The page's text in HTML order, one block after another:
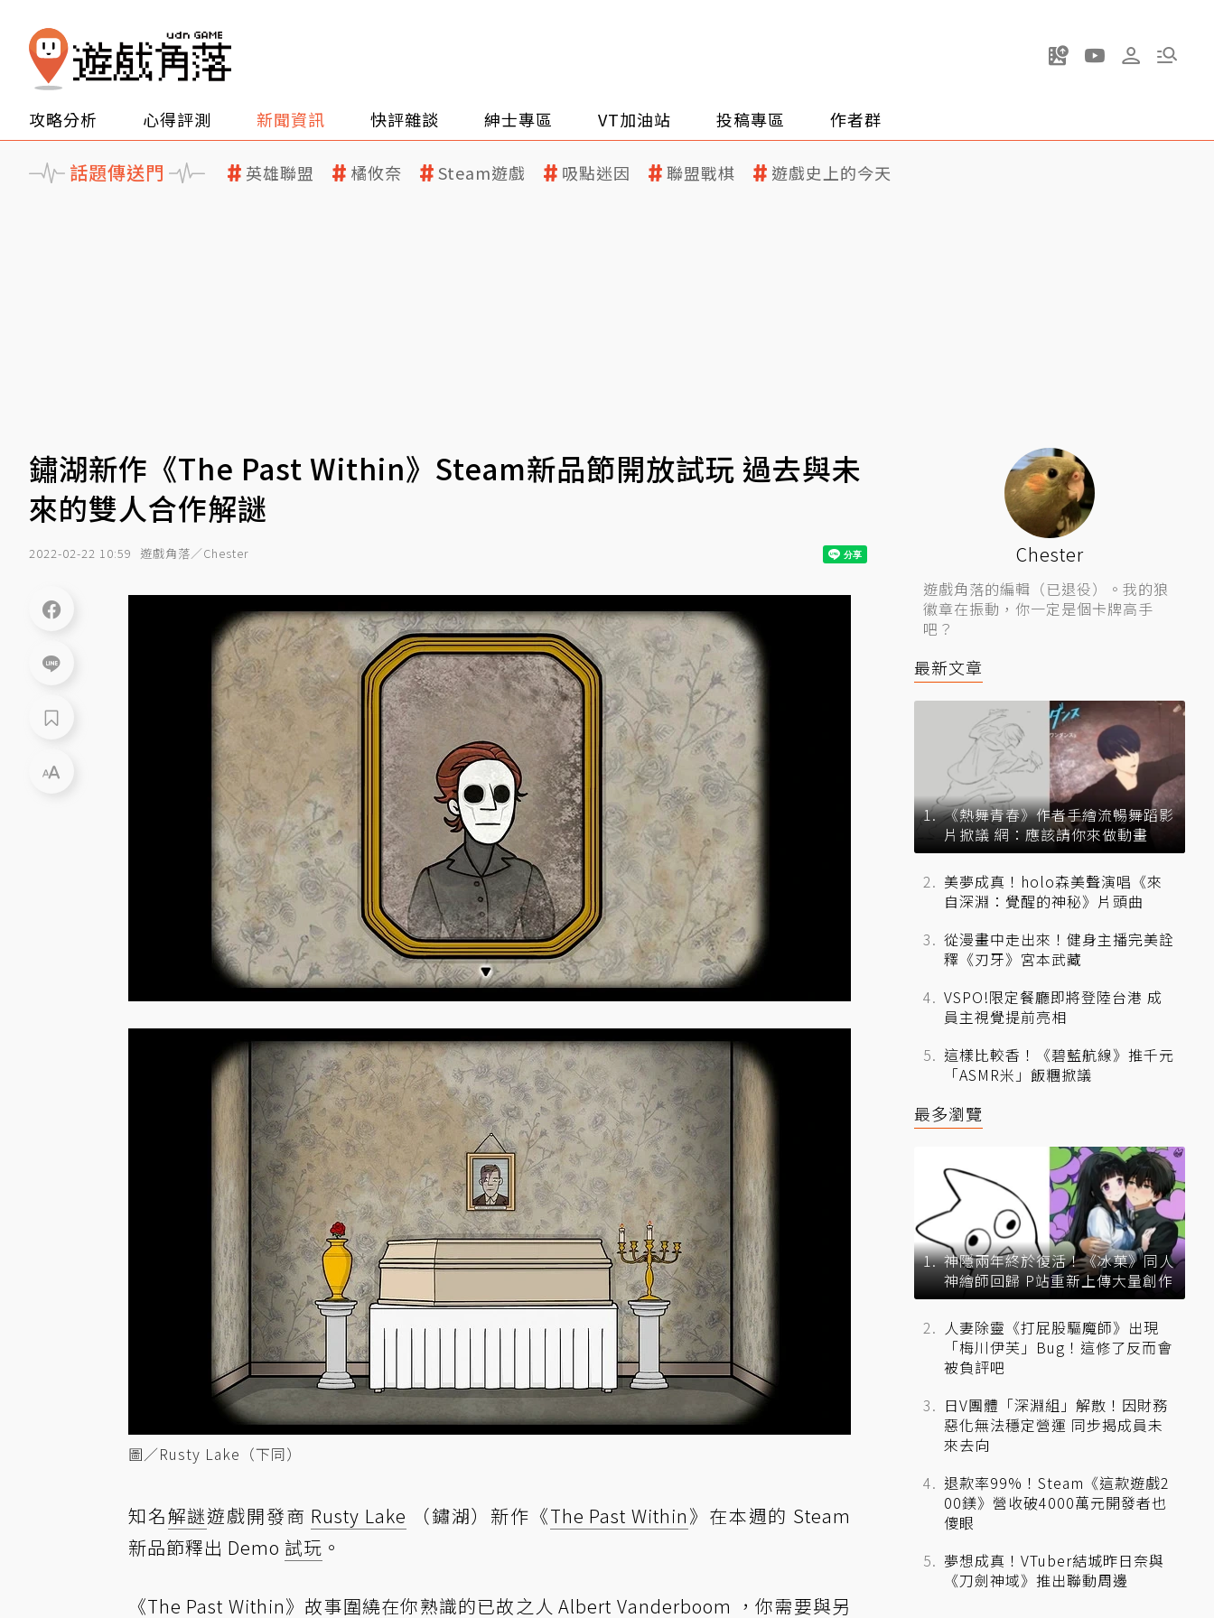
攻略分析 心得評測 新聞資訊 快評雜談 紳士專區 VT加油站 投稿專區 作者群
話題傳送門 英雄聯盟 橘攸奈 Steam遊戲 吸點迷因 聯盟戰棋 遊戲史上的今天
鏽湖新作《The Past Within》Steam新品節開放試玩 過去與未
來的雙人合作解謎
2022-02-22 10:59 遊戲角落／Chester
圖／Rusty Lake（下同）
知名解謎遊戲開發商 Rusty Lake （鏽湖）新作《The Past Within》在本週的 Steam
新品節釋出 Demo 試玩 。
《The Past Within》故事圍繞在你熟識的已故之人 Albert Vanderboom ，你需要與另
Chester
遊戲角落的編輯（已退役）。我的狼
徽章在振動，你一定是個卡牌高手
吧？
最新文章
《熱舞青春》作者手繪流暢舞蹈影
片掀議 網：應該請你來做動畫
美夢成真！holo森美聲演唱《來
自深淵：覺醒的神秘》片頭曲
從漫畫中走出來！健身主播完美詮
釋《刃牙》宮本武藏
VSPO!限定餐廳即將登陸台港 成
員主視覺提前亮相
這樣比較香！《碧藍航線》推千元
「ASMR米」飯糰掀議
最多瀏覽
神隱兩年終於復活！《冰菓》同人
神繪師回歸 P站重新上傳大量創作
人妻除靈《打屁股驅魔師》出現
「梅川伊芙」Bug！這修了反而會
被負評吧
日V團體「深淵組」解散！因財務
惡化無法穩定營運 同步揭成員未
來去向
退款率99%！Steam《這款遊戲2
00鎂》營收破4000萬元開發者也
傻眼
夢想成真！VTuber結城昨日奈與
《刀劍神域》推出聯動周邊